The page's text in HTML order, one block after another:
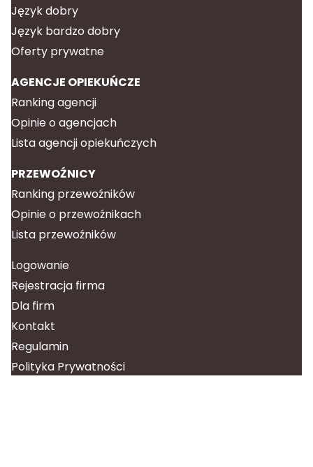
Język dobry
Język bardzo dobry
Oferty prywatne
AGENCJE OPIEKUŃCZE
Ranking agencji
Opinie o agencjach
Lista agencji opiekuńczych
PRZEWOŹNICY
Ranking przewoźników
Opinie o przewoźnikach
Lista przewoźników
Logowanie
Rejestracja firma
Dla firm
Kontakt
Regulamin
Polityka Prywatności